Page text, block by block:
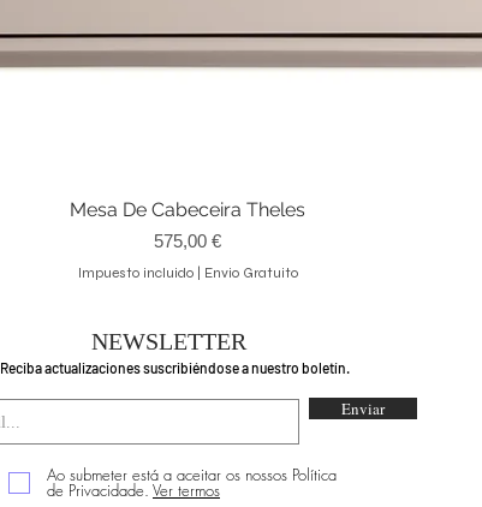
Vista rápida
Mesa De Cabeceira Theles
Precio
575,00 €
Impuesto incluido| Envio Gratuito
NEWSLETTER
Reciba actualizaciones suscribiéndose a nuestro boletín.
Enviar
Ao submeter está a aceitar os nossos Política
de Privacidade. Ver termos